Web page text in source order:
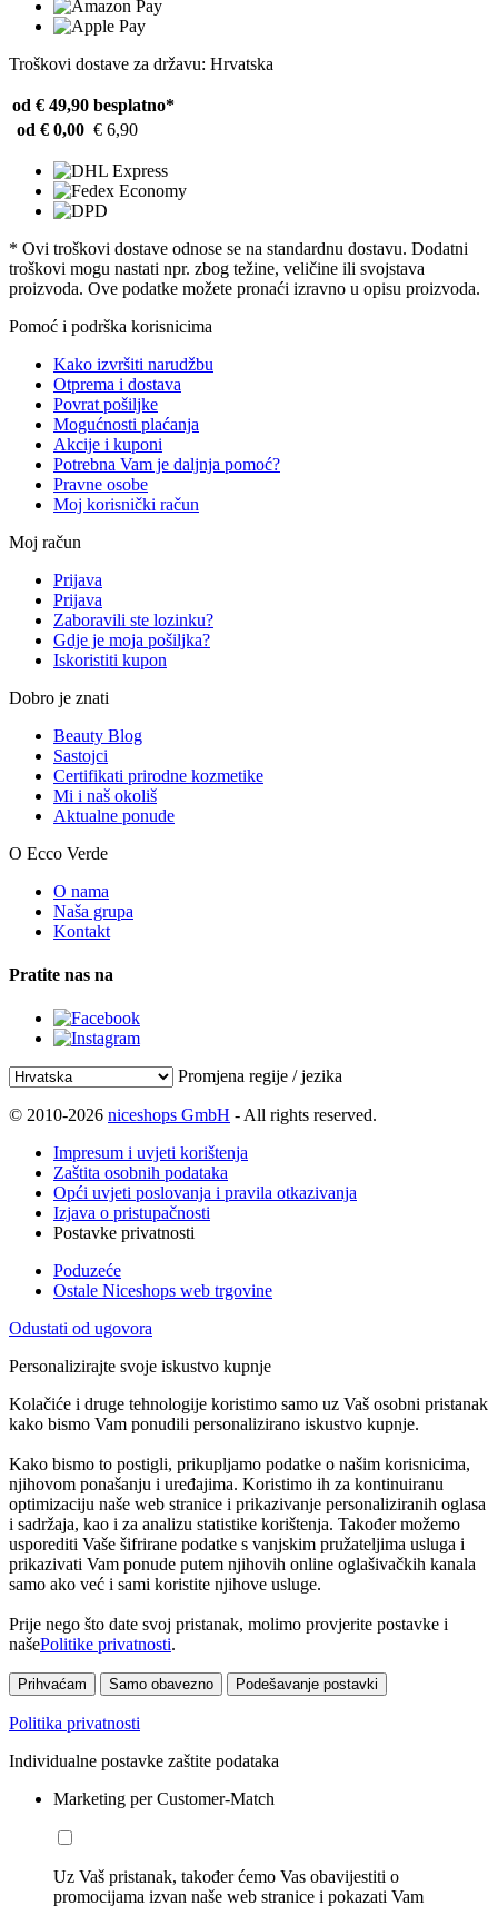
Troškovi dostave za državu: Hrvatska
od € 49,90 besplatno*
od € 0,00 € 6,90
* Ovi troškovi dostave odnose se na standardnu ​​dostavu. Dodatni
troškovi mogu nastati npr. zbog težine, veličine ili svojstava
proizvoda. Ove podatke možete pronaći izravno u opisu proizvoda.
Pomoć i podrška korisnicima
Kako izvršiti narudžbu
Otprema i dostava
Povrat pošiljke
Mogućnosti plaćanja
Akcije i kuponi
Potrebna Vam je daljnja pomoć?
Pravne osobe
Moj korisnički račun
Moj račun
Prijava
Prijava
Zaboravili ste lozinku?
Gdje je moja pošiljka?
Iskoristiti kupon
Dobro je znati
Beauty Blog
Sastojci
Certifikati prirodne kozmetike
Mi i naš okoliš
Aktualne ponude
O Ecco Verde
O nama
Naša grupa
Kontakt
Pratite nas na
Promjena regije / jezika
© 2010-2026 niceshops GmbH - All rights reserved.
Impresum i uvjeti korištenja
Zaštita osobnih podataka
Opći uvjeti poslovanja i pravila otkazivanja
Izjava o pristupačnosti
Postavke privatnosti
Poduzeće
Ostale Niceshops web trgovine
Odustati od ugovora
Personalizirajte svoje iskustvo kupnje
Kolačiće i druge tehnologije koristimo samo uz Vaš osobni pristanak
kako bismo Vam ponudili personalizirano iskustvo kupnje.
Kako bismo to postigli, prikupljamo podatke o našim korisnicima,
njihovom ponašanju i uređajima. Koristimo ih za kontinuiranu
optimizaciju naše web stranice i prikazivanje personaliziranih oglasa
i sadržaja, kao i za analizu statistike korištenja. Također možemo
usporediti Vaše šifrirane podatke s vanjskim pružateljima usluga i
prikazivati Vam ponude putem njihovih online oglašivačkih kanala
samo ako već i sami koristite njihove usluge.
Prije nego što date svoj pristanak, molimo provjerite postavke i
našePolitike privatnosti.
Prihvaćam Samo obavezno Podešavanje postavki
Politika privatnosti
Individualne postavke zaštite podataka
Marketing per Customer-Match
Uz Vaš pristanak, također ćemo Vas obavijestiti o
promocijama izvan naše web stranice i pokazati Vam